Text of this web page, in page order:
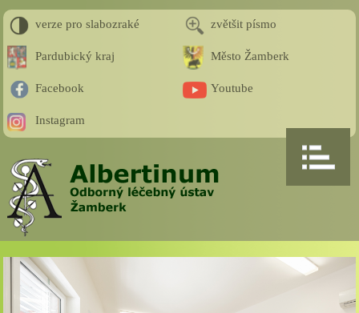
verze pro slabozraké zvětšit písmo
Pardubický kraj Město Žamberk
Facebook Youtube
Instagram